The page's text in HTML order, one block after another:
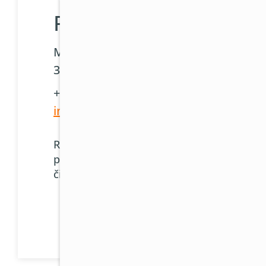
Plzeň
Masarykova 1201/75
31200 Plzeň 4
+420 377 311 411
info@81klima.cz
Rádi Vás na našem showroomu
přivítáme po předchozí e-mailové
či telefonické domluvě.